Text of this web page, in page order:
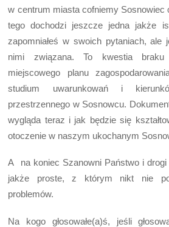
w centrum miasta cofniemy Sosnowiec
tego dochodzi jeszcze jedna jakże
zapomniałeś w swoich pytaniach, ale
nimi związana. To kwestia braku
miejscowego planu
studium uwarunkowań i
przestrzennego w Sosnowcu.
wygląda teraz i jak będzie się
otoczenie w naszym ukochanym
A na koniec Szanowni Państwo i
jakże proste, z którym nikt nie
problemów.
Na kogo głosowałe(a)ś, jeśli